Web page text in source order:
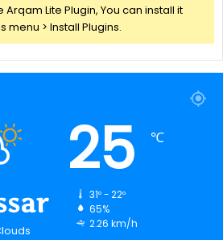
Lite Plugin, You can install it
menu > Install Plugins.
25 ℃
31º - 22º
65%
2.26 km/h